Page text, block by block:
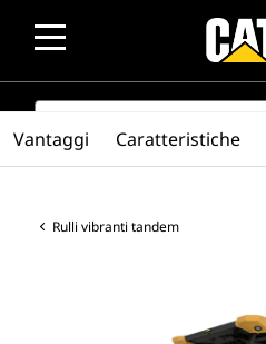
SEARCH
Rulli vibranti tandem
Vantaggi Caratteristiche